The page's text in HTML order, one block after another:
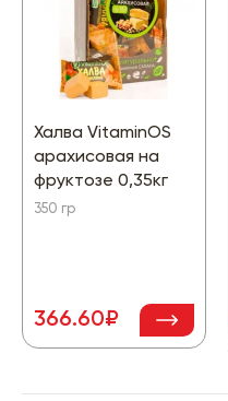
Халва VitaminOS
арахисовая на
фруктозе 0,35кг
350 гр
366.60₽